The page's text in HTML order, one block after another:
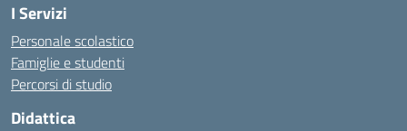
I Servizi
Personale scolastico
Famiglie e studenti
Percorsi di studio
Didattica